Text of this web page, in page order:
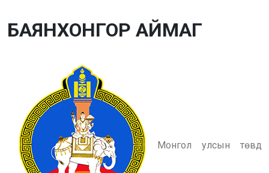
БАЯНХОНГОР АЙМАГ
Монгол улсын төвд